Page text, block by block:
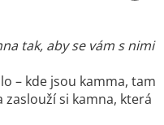
tak, aby se vám s nimi
– kde jsou kamma, tam
zaslouží si kamna, která